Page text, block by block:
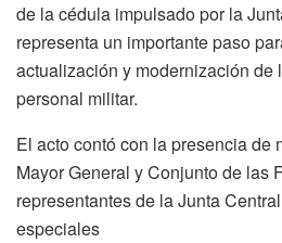
de la cédula impulsado por la
representa un importante paso
actualización y modernización de
personal militar.
El acto contó con la presencia de
Mayor General y Conjunto de las
representantes de la Junta
especiales